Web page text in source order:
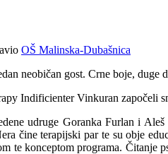
OŠ Malinska-Dubašnica
neobičan gost. Crne boje, duge
Indificienter Vinkuran
udruge Goranka Furlan i
čine terapijski par te su obje
te konceptom programa. Čitanje